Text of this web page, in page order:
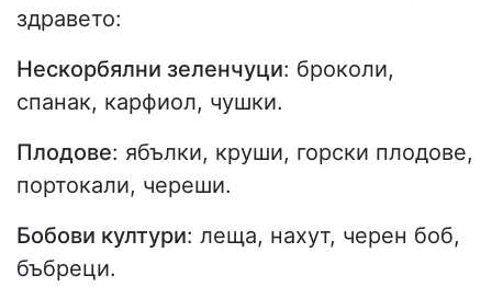
здравето:
Нескорбялни зеленчуци: броколи,
спанак, карфиол, чушки.
Плодове: ябълки, круши, горски плодове,
портокали, череши.
Бобови култури: леща, нахут, черен боб,
бъбреци.